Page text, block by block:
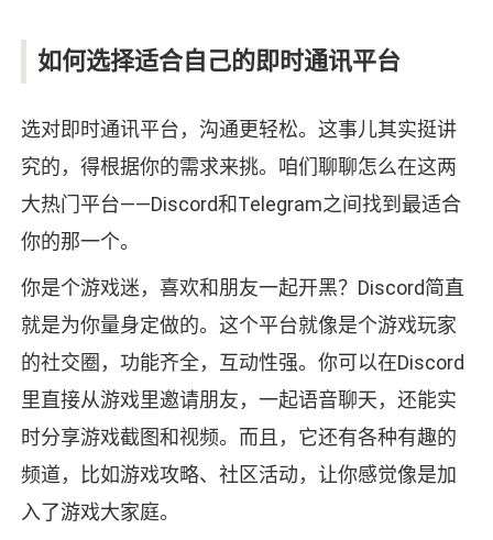
如何选择适合自己的即时通讯平台
选对即时通讯平台，沟通更轻松。这事儿其实挺讲
究的，得根据你的需求来挑。咱们聊聊怎么在这两
大热门平台——Discord和Telegram之间找到最适合
你的那一个。
你是个游戏迷，喜欢和朋友一起开黑？Discord简直
就是为你量身定做的。这个平台就像是个游戏玩家
的社交圈，功能齐全，互动性强。你可以在Discord
里直接从游戏里邀请朋友，一起语音聊天，还能实
时分享游戏截图和视频。而且，它还有各种有趣的
频道，比如游戏攻略、社区活动，让你感觉像是加
入了游戏大家庭。